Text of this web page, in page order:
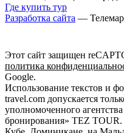
Где купить тур
Разработка сайта —
Этот сайт защищен
политика
Google.
Использование текстов и
travel.com допускается
уполномоченного
бронирования» TEZ